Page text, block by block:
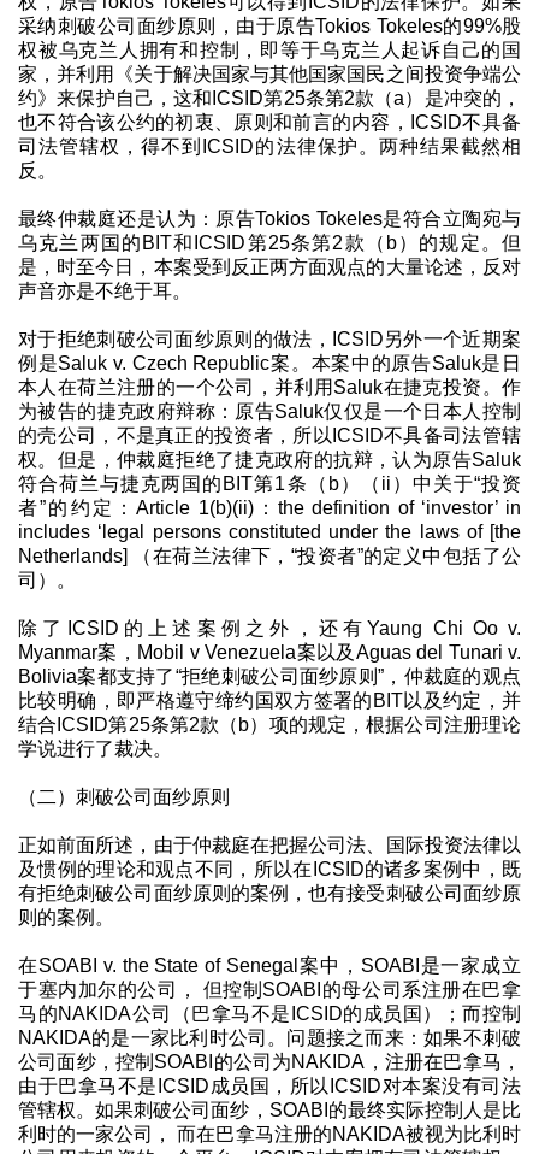
采纳刺破公司面纱原则，由于原告Tokios Tokeles的99%股
权被乌克兰人拥有和控制，即等于乌克兰人起诉自己的国
家，并利用《关于解决国家与其他国家国民之间投资争端公
约》来保护自己，这和ICSID第25条第2款（a）是冲突的，
也不符合该公约的初衷、原则和前言的内容，ICSID不具备
司法管辖权，得不到ICSID的法律保护。两种结果截然相
反。
最终仲裁庭还是认为：原告Tokios Tokeles是符合立陶宛与
乌克兰两国的BIT和ICSID第25条第2款（b）的规定。但
是，时至今日，本案受到反正两方面观点的大量论述，反对
声音亦是不绝于耳。
对于拒绝刺破公司面纱原则的做法，ICSID另外一个近期案
例是Saluk v. Czech Republic案。本案中的原告Saluk是日
本人在荷兰注册的一个公司，并利用Saluk在捷克投资。作
为被告的捷克政府辩称：原告Saluk仅仅是一个日本人控制
的壳公司，不是真正的投资者，所以ICSID不具备司法管辖
权。但是，仲裁庭拒绝了捷克政府的抗辩，认为原告Saluk
符合荷兰与捷克两国的BIT第1条（b）（ii）中关于“投资
者”的约定：Article 1(b)(ii)：the definition of ‘investor’ in
includes ‘legal persons constituted under the laws of [the
Netherlands] （在荷兰法律下，“投资者”的定义中包括了公
司）。
除了ICSID的上述案例之外，还有Yaung Chi Oo v.
Myanmar案，Mobil v Venezuela案以及Aguas del Tunari v.
Bolivia案都支持了“拒绝刺破公司面纱原则”，仲裁庭的观点
比较明确，即严格遵守缔约国双方签署的BIT以及约定，并
结合ICSID第25条第2款（b）项的规定，根据公司注册理论
学说进行了裁决。
（二）刺破公司面纱原则
正如前面所述，由于仲裁庭在把握公司法、国际投资法律以
及惯例的理论和观点不同，所以在ICSID的诸多案例中，既
有拒绝刺破公司面纱原则的案例，也有接受刺破公司面纱原
则的案例。
在SOABI v. the State of Senegal案中，SOABI是一家成立
于塞内加尔的公司， 但控制SOABI的母公司系注册在巴拿
马的NAKIDA公司（巴拿马不是ICSID的成员国）；而控制
NAKIDA的是一家比利时公司。问题接之而来：如果不刺破
公司面纱，控制SOABI的公司为NAKIDA，注册在巴拿马，
由于巴拿马不是ICSID成员国，所以ICSID对本案没有司法
管辖权。如果刺破公司面纱，SOABI的最终实际控制人是比
利时的一家公司， 而在巴拿马注册的NAKIDA被视为比利时